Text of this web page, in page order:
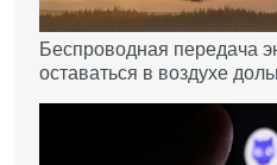
Беспроводная передача
оставаться в воздухе